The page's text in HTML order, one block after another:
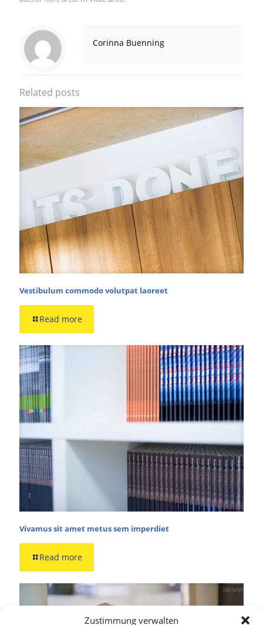
Zustimmung verwalten
Corinna Buenning
Related posts
Vestibulum commodo volutpat laoreet
Read more
Vivamus sit amet metus sem imperdiet
Read more